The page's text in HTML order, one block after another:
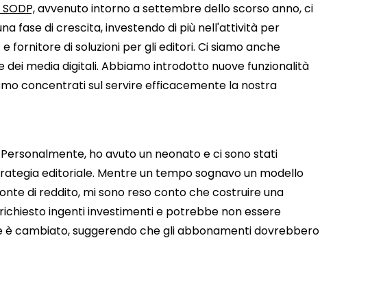
avvenuto intorno a settembre dello scorso anno, ci
fase di crescita, investendo di più nell'attività per
fornitore di soluzioni per gli editori. Ci siamo anche
media digitali. Abbiamo introdotto nuove funzionalità
concentrati sul servire efficacemente la nostra
ho avuto un neonato e ci sono stati
editoriale. Mentre un tempo sognavo un modello
di reddito, mi sono reso conto che costruire una
ingenti investimenti e potrebbe non essere
cambiato, suggerendo che gli abbonamenti dovrebbero